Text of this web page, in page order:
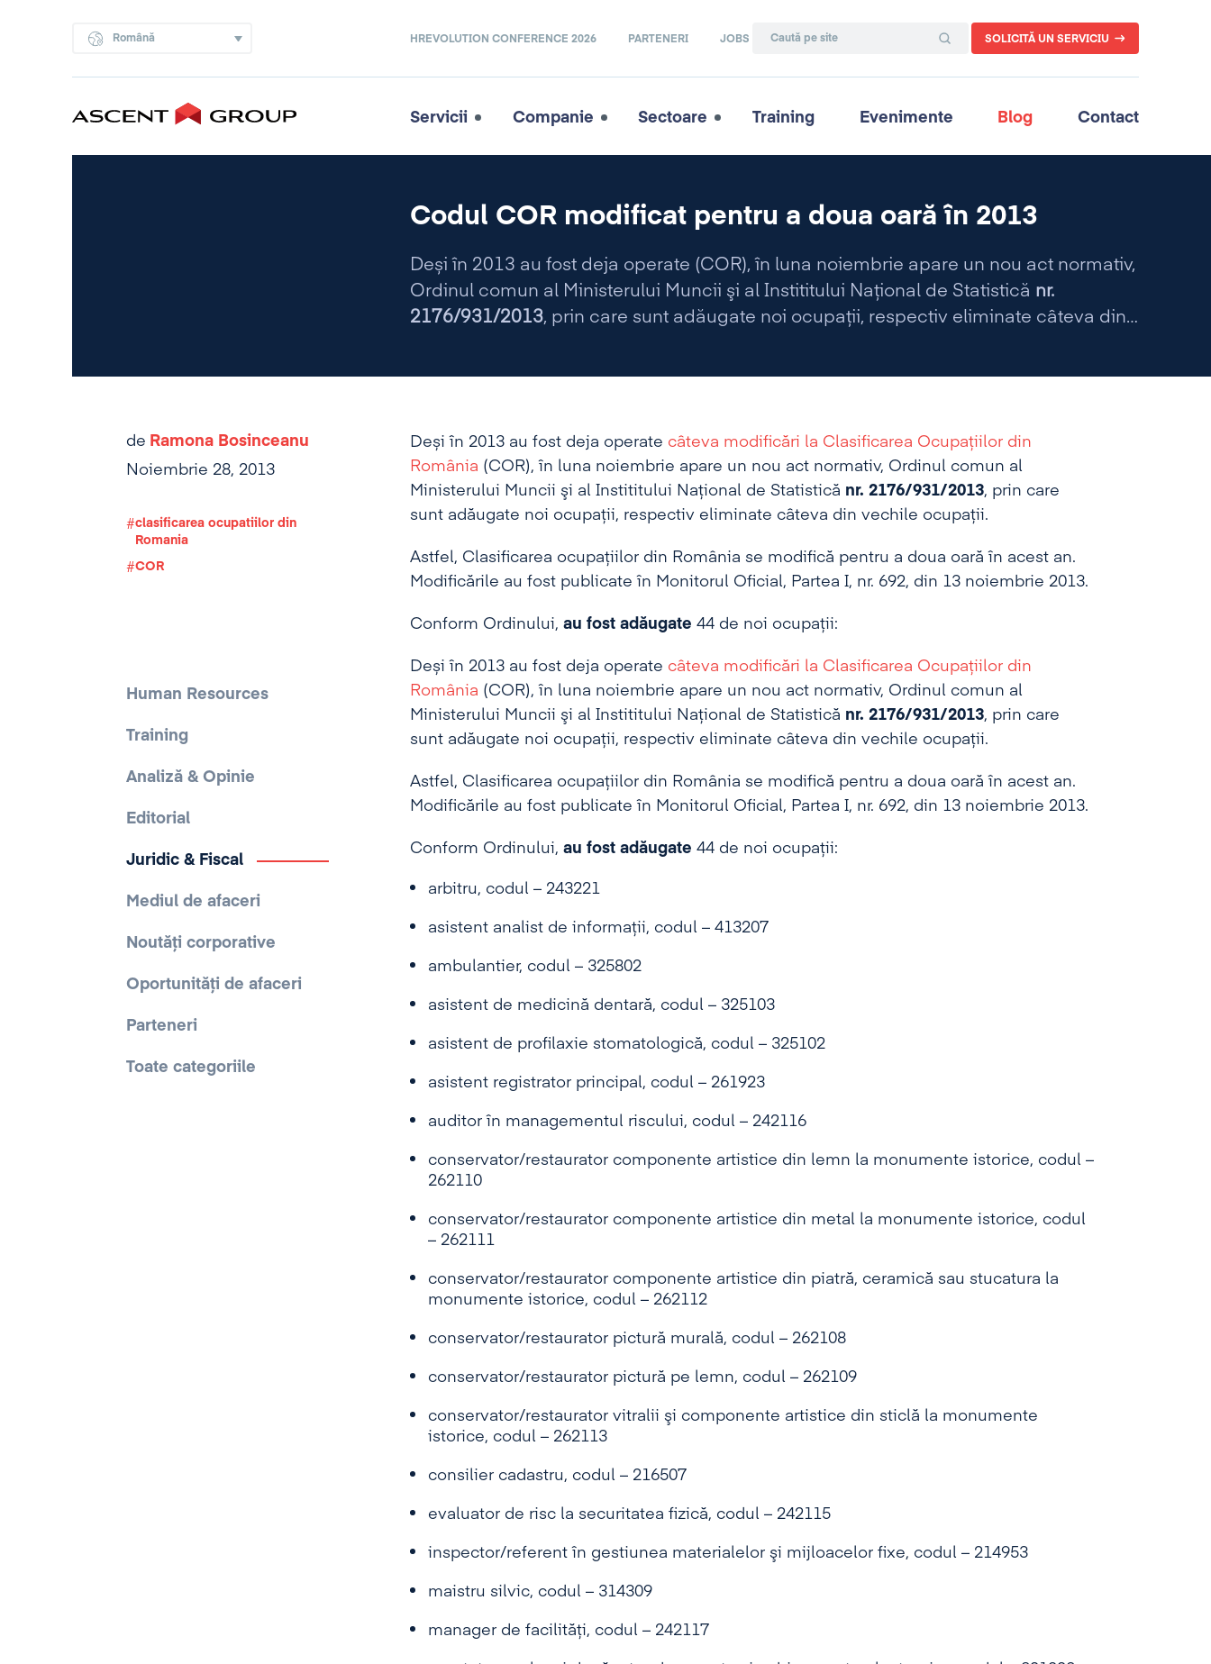
Română HREVOLUTION CONFERENCE 2026 PARTENERI JOBS SOLICITĂ UN SERVICIU
Servicii Companie Sectoare Training Evenimente Blog Contact
Codul COR modificat pentru a doua oară în 2013
Deși în 2013 au fost deja operate (COR), în luna noiembrie apare un nou act normativ,
Ordinul comun al Ministerului Muncii şi al Instititului Naţional de Statistică nr.
2176/931/2013, prin care sunt adăugate noi ocupații, respectiv eliminate câteva din
de Ramona Bosinceanu
Noiembrie 28, 2013
clasificarea ocupatiilor din
Romania
COR
Human Resources
Training
Analiză & Opinie
Editorial
Juridic & Fiscal
Mediul de afaceri
Noutăți corporative
Oportunități de afaceri
Parteneri
Toate categoriile
Deși în 2013 au fost deja operate câteva modificări la Clasificarea Ocupațiilor din
România (COR), în luna noiembrie apare un nou act normativ, Ordinul comun al
Ministerului Muncii şi al Instititului Naţional de Statistică nr. 2176/931/2013, prin care
sunt adăugate noi ocupații, respectiv eliminate câteva din vechile ocupații.
Astfel, Clasificarea ocupaţiilor din România se modifică pentru a doua oară în acest an.
Modificările au fost publicate în Monitorul Oficial, Partea I, nr. 692, din 13 noiembrie 2013.
Conform Ordinului, au fost adăugate 44 de noi ocupaţii:
Deși în 2013 au fost deja operate câteva modificări la Clasificarea Ocupațiilor din
România (COR), în luna noiembrie apare un nou act normativ, Ordinul comun al
Ministerului Muncii şi al Instititului Naţional de Statistică nr. 2176/931/2013, prin care
sunt adăugate noi ocupații, respectiv eliminate câteva din vechile ocupații.
Astfel, Clasificarea ocupaţiilor din România se modifică pentru a doua oară în acest an.
Modificările au fost publicate în Monitorul Oficial, Partea I, nr. 692, din 13 noiembrie 2013.
Conform Ordinului, au fost adăugate 44 de noi ocupaţii:
arbitru, codul – 243221
asistent analist de informaţii, codul – 413207
ambulantier, codul – 325802
asistent de medicină dentară, codul – 325103
asistent de profilaxie stomatologică, codul – 325102
asistent registrator principal, codul – 261923
auditor în managementul riscului, codul – 242116
conservator/restaurator componente artistice din lemn la monumente istorice, codul –
262110
conservator/restaurator componente artistice din metal la monumente istorice, codul
– 262111
conservator/restaurator componente artistice din piatră, ceramică sau stucatura la
monumente istorice, codul – 262112
conservator/restaurator pictură murală, codul – 262108
conservator/restaurator pictură pe lemn, codul – 262109
conservator/restaurator vitralii şi componente artistice din sticlă la monumente
istorice, codul – 262113
consilier cadastru, codul – 216507
evaluator de risc la securitatea fizică, codul – 242115
inspector/referent în gestiunea materialelor şi mijloacelor fixe, codul – 214953
maistru silvic, codul – 314309
manager de facilităţi, codul – 242117